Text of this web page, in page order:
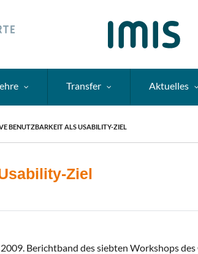
Transfer Aktuelles
BENUTZBARKEIT ALS USABILITY-ZIEL
Ziel
Berichtband des siebten Workshops